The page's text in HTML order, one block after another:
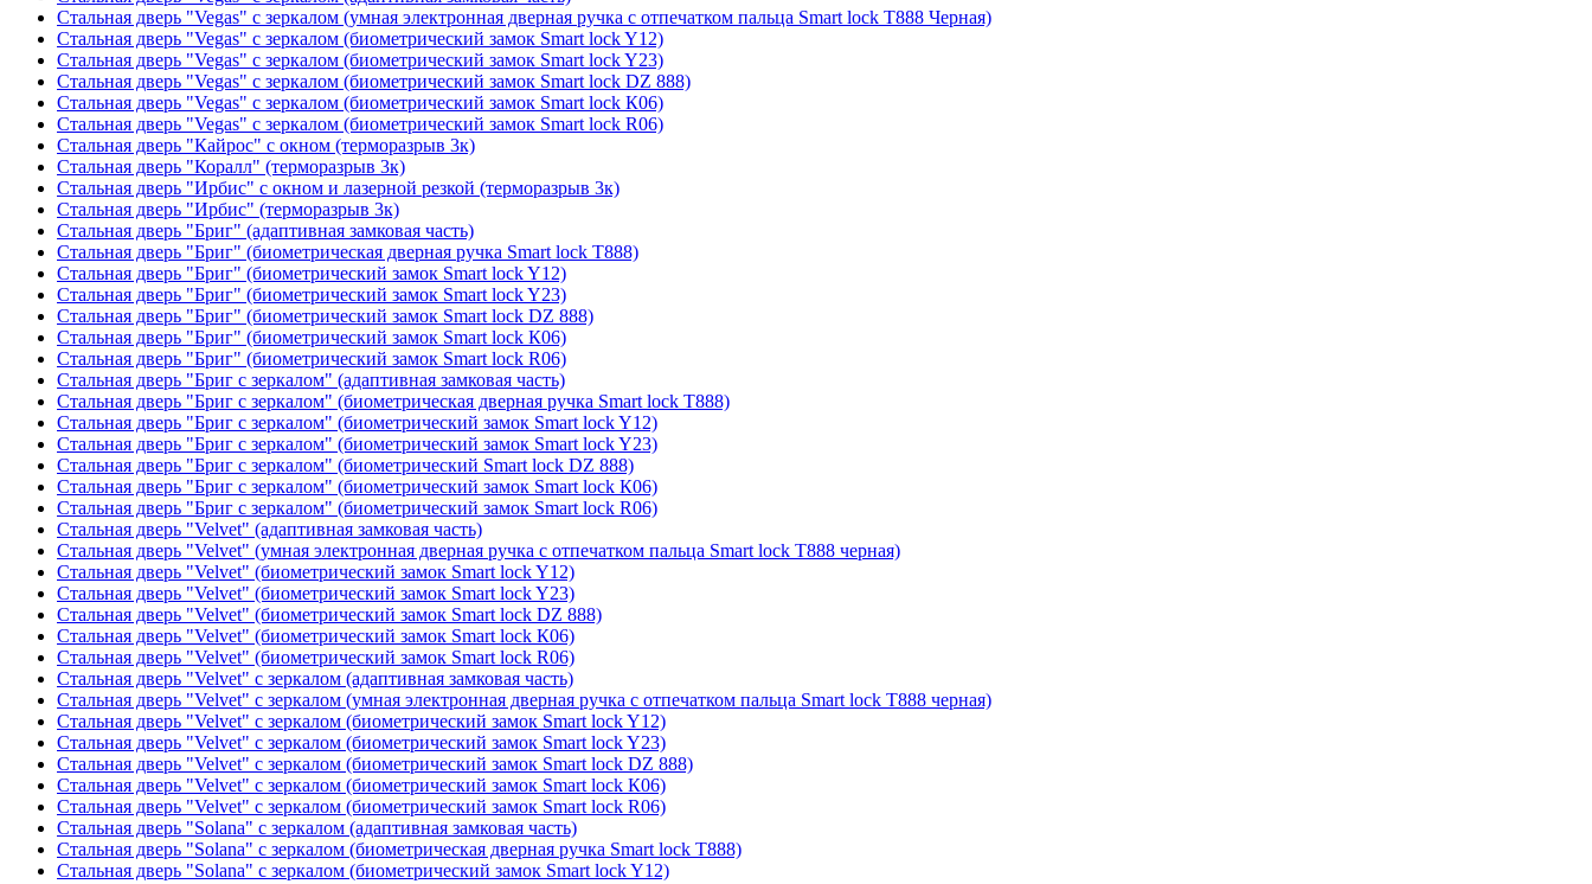
Стальная дверь "Vegas" с зеркалом (умная электронная дверная ручка с отпечатком пальца Smart lock T888 Черная)
Стальная дверь "Vegas" с зеркалом (биометрический замок Smart lock Y12)
Стальная дверь "Vegas" с зеркалом (биометрический замок Smart lock Y23)
Стальная дверь "Vegas" с зеркалом (биометрический замок Smart lock DZ 888)
Стальная дверь "Vegas" с зеркалом (биометрический замок Smart lock К06)
Стальная дверь "Vegas" с зеркалом (биометрический замок Smart lock R06)
Стальная дверь "Кайрос" с окном (терморазрыв 3к)
Стальная дверь "Коралл" (терморазрыв 3к)
Стальная дверь "Ирбис" с окном и лазерной резкой (терморазрыв 3к)
Стальная дверь "Ирбис" (терморазрыв 3к)
Стальная дверь "Бриг" (адаптивная замковая часть)
Стальная дверь "Бриг" (биометрическая дверная ручка Smart lock T888)
Стальная дверь "Бриг" (биометрический замок Smart lock Y12)
Стальная дверь "Бриг" (биометрический замок Smart lock Y23)
Стальная дверь "Бриг" (биометрический замок Smart lock DZ 888)
Стальная дверь "Бриг" (биометрический замок Smart lock К06)
Стальная дверь "Бриг" (биометрический замок Smart lock R06)
Стальная дверь "Бриг с зеркалом" (адаптивная замковая часть)
Стальная дверь "Бриг с зеркалом" (биометрическая дверная ручка Smart lock T888)
Стальная дверь "Бриг с зеркалом" (биометрический замок Smart lock Y12)
Стальная дверь "Бриг с зеркалом" (биометрический замок Smart lock Y23)
Стальная дверь "Бриг с зеркалом" (биометрический Smart lock DZ 888)
Стальная дверь "Бриг с зеркалом" (биометрический замок Smart lock К06)
Стальная дверь "Бриг с зеркалом" (биометрический замок Smart lock R06)
Стальная дверь "Velvet" (адаптивная замковая часть)
Стальная дверь "Velvet" (умная электронная дверная ручка с отпечатком пальца Smart lock T888 черная)
Стальная дверь "Velvet" (биометрический замок Smart lock Y12)
Стальная дверь "Velvet" (биометрический замок Smart lock Y23)
Стальная дверь "Velvet" (биометрический замок Smart lock DZ 888)
Стальная дверь "Velvet" (биометрический замок Smart lock К06)
Стальная дверь "Velvet" (биометрический замок Smart lock R06)
Стальная дверь "Velvet" с зеркалом (адаптивная замковая часть)
Стальная дверь "Velvet" с зеркалом (умная электронная дверная ручка с отпечатком пальца Smart lock T888 черная)
Стальная дверь "Velvet" с зеркалом (биометрический замок Smart lock Y12)
Стальная дверь "Velvet" с зеркалом (биометрический замок Smart lock Y23)
Стальная дверь "Velvet" с зеркалом (биометрический замок Smart lock DZ 888)
Стальная дверь "Velvet" с зеркалом (биометрический замок Smart lock К06)
Стальная дверь "Velvet" с зеркалом (биометрический замок Smart lock R06)
Стальная дверь "Solana" с зеркалом (адаптивная замковая часть)
Стальная дверь "Solana" с зеркалом (биометрическая дверная ручка Smart lock T888)
Стальная дверь "Solana" с зеркалом (биометрический замок Smart lock Y12)